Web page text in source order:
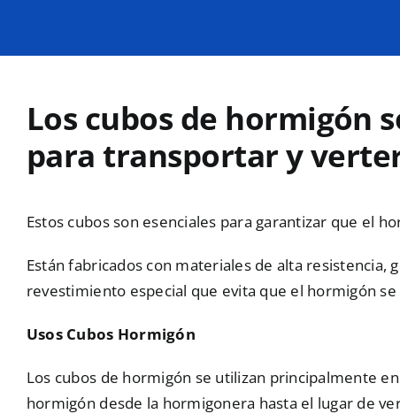
Los cubos de hormigón
para transportar y
Estos cubos son esenciales para garantizar que el
Están fabricados con materiales de alta
revestimiento especial que evita que el hormigón
Usos Cubos Hormigón
Los cubos de hormigón se utilizan principalmente
hormigón desde la hormigonera hasta el lugar de